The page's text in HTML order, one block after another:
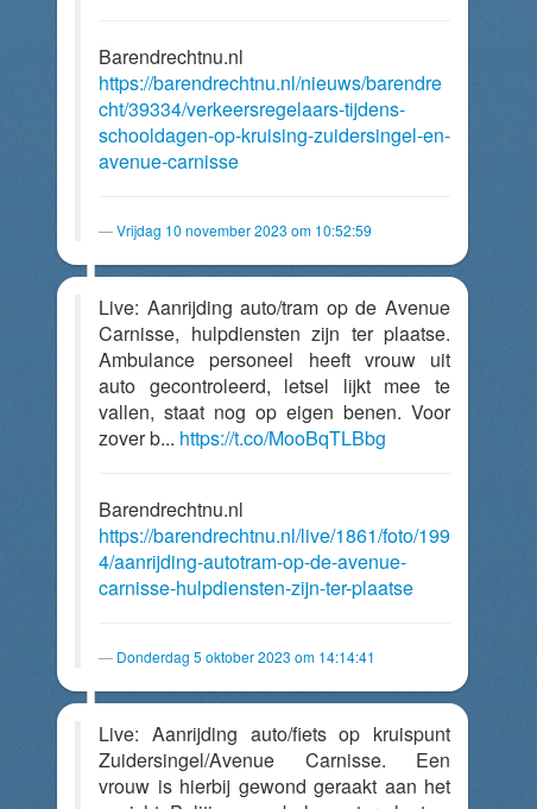
Barendrechtnu.nl
https://barendrechtnu.nl/nieuws/barendre
cht/39334/verkeersregelaars-tijdens-
schooldagen-op-kruising-zuidersingel-en-
avenue-carnisse
Vrijdag 10 november 2023 om 10:52:59
Live: Aanrijding auto/tram op de Avenue
Carnisse, hulpdiensten zijn ter plaatse.
Ambulance personeel heeft vrouw uit
auto gecontroleerd, letsel lijkt mee te
vallen, staat nog op eigen benen. Voor
zover b... https://t.co/MooBqTLBbg
Barendrechtnu.nl
https://barendrechtnu.nl/live/1861/foto/199
4/aanrijding-autotram-op-de-avenue-
carnisse-hulpdiensten-zijn-ter-plaatse
Donderdag 5 oktober 2023 om 14:14:41
Live: Aanrijding auto/fiets op kruispunt
Zuidersingel/Avenue Carnisse. Een
vrouw is hierbij gewond geraakt aan het